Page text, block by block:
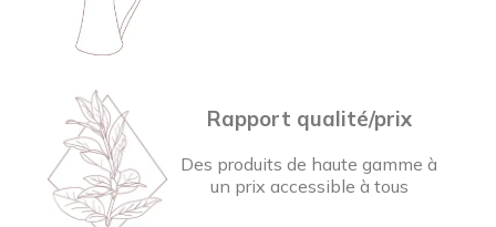
Rapport qualité/prix
Des produits de haute gamme à
un prix accessible à tous